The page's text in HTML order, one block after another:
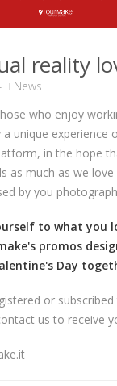
reality
News
who enjoy
unique experience
in the hope
as much as we love
by you
to what you
promos
Day
or
us to receive